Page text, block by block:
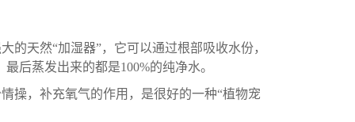
天然“加湿器”，它可以通过根部吸收水份，
后蒸发出来的都是100%的纯净水。
操，补充氧气的作用，是很好的一种“植物宠